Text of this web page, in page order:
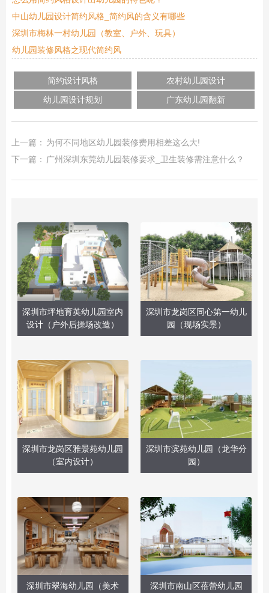
中山幼儿园设计简约风格_简约风的含义有哪些
深圳市梅林一村幼儿园（教室、户外、玩具）
幼儿园装修风格之现代简约风
简约设计风格
农村幼儿园设计
幼儿园设计规划
广东幼儿园翻新
上一篇： 为何不同地区幼儿园装修费用相差这么大!
下一篇： 广州深圳东莞幼儿园装修要求_卫生装修需注意什么？
深圳市坪地育英幼儿园室内
设计（户外后操场改造）
深圳市龙岗区同心第一幼儿
园（现场实景）
深圳市龙岗区雅景苑幼儿园
（室内设计）
深圳市滨苑幼儿园（龙华分
园）
深圳市翠海幼儿园（美术
深圳市南山区蓓蕾幼儿园